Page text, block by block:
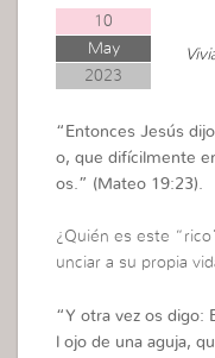
10
May
2023
“ Entonces Jesús
o, que difícilmente
os.” (Mateo 19:23).
¿Quién es este
unciar a su propia
“Y otra vez os digo:
l ojo de una aguja,